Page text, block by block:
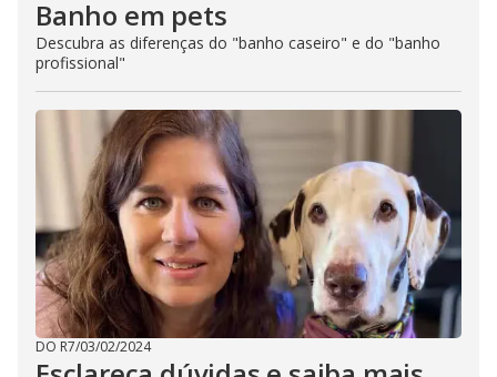
Banho em pets
Descubra as diferenças do "banho caseiro" e do "banho
profissional"
DO R7/03/02/2024